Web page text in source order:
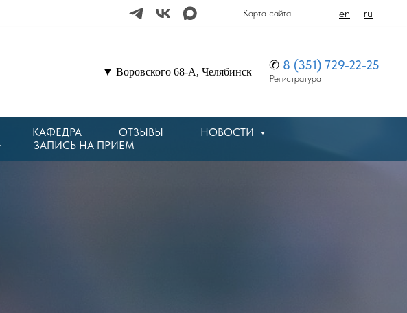
Карта сайта en ru
▼ Воровского 68-А, Челябинск ✆ 8 (351) 729-22-25
Регистратура
КАФЕДРА ОТЗЫВЫ
НОВОСТИ
ЗАПИСЬ НА ПРИЕМ